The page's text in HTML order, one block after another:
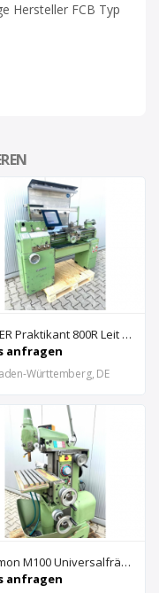
Hersteller FCB Typ
WEILER Praktikant 800R Leit & Zugspindeldrehmaschine
anfragen
Württemberg, DE
Macmon M100 Universalfräsmaschine mit Digitalanzeige
anfragen